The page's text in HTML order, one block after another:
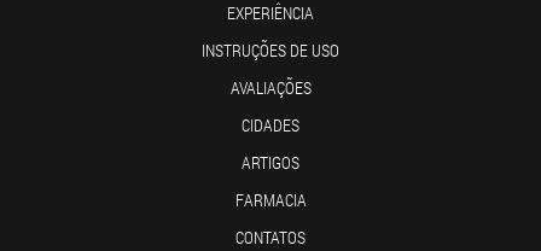
EXPERIÊNCIA
INSTRUÇÕES DE USO
AVALIAÇÕES
CIDADES
ARTIGOS
FARMACIA
CONTATOS